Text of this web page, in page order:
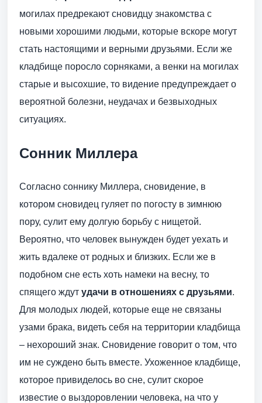
могилах предрекают сновидцу знакомства с
новыми хорошими людьми, которые вскоре могут
стать настоящими и верными друзьями. Если же
кладбище поросло сорняками, а венки на могилах
старые и высохшие, то видение предупреждает о
вероятной болезни, неудачах и безвыходных
ситуациях.
Сонник Миллера
Согласно соннику Миллера, сновидение, в
котором сновидец гуляет по погосту в зимнюю
пору, сулит ему долгую борьбу с нищетой.
Вероятно, что человек вынужден будет уехать и
жить вдалеке от родных и близких. Если же в
подобном сне есть хоть намеки на весну, то
спящего ждут удачи в отношениях с друзьями.
Для молодых людей, которые еще не связаны
узами брака, видеть себя на территории кладбища
– нехороший знак. Сновидение говорит о том, что
им не суждено быть вместе. Ухоженное кладбище,
которое привиделось во сне, сулит скорое
известие о выздоровлении человека, на что у